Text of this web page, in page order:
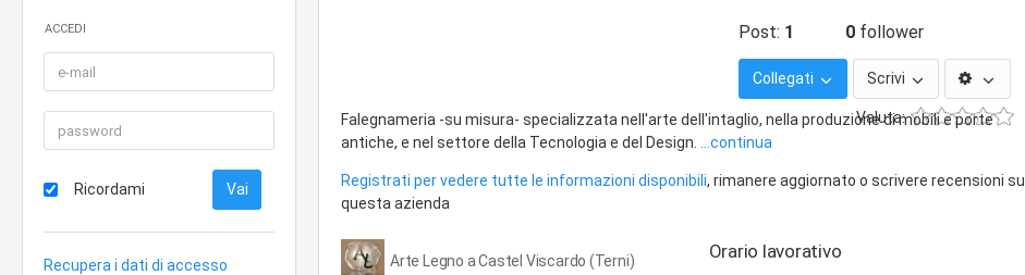
ACCEDI
Ricordami
Recupera i dati di accesso
Post: 1 0 follower
Collegati Scrivi
Valuta:
Falegnameria -su misura- specializzata nell'arte dell'intaglio, nella produzione di mobili e porte
antiche, e nel settore della Tecnologia e del Design.
...continua
Registrati per vedere tutte le informazioni disponibili, rimanere aggiornato o scrivere recensioni su
questa azienda
Arte Legno a Castel Viscardo (Terni) Orario lavorativo